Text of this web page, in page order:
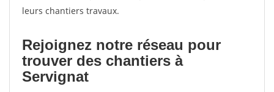
leurs chantiers travaux.
Rejoignez notre réseau pour
trouver des chantiers à
Servignat